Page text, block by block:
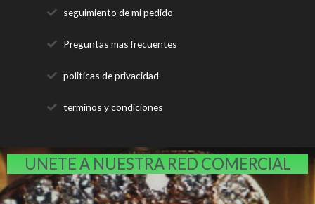
seguimiento de mi pedido
Preguntas mas frecuentes
politicas de privacidad
terminos y condiciones
UNETE A NUESTRA RED COMERCIAL